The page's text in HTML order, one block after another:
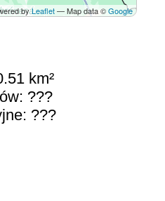
byLeaflet— Map data ©Google
km²
???
???